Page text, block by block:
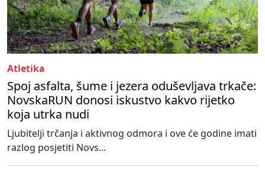
Atletika
Spoj asfalta, šume i jezera oduševljava trkače:
NovskaRUN donosi iskustvo kakvo rijetko
koja utrka nudi
Ljubitelji trčanja i aktivnog odmora i ove će godine imati
razlog posjetiti Novs...